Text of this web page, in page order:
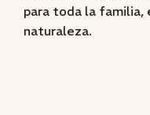
para toda la familia,
naturaleza.